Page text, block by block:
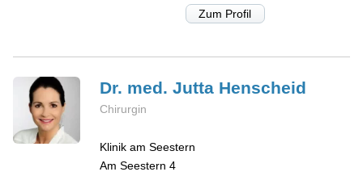
Zum Profil
Dr. med. Jutta Henscheid
Chirurgin
Klinik am Seestern
Am Seestern 4